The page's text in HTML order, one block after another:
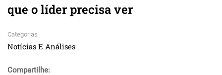
que o líder precisa ver
Categorias
Notícias E Análises
Compartilhe: